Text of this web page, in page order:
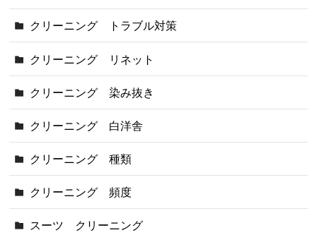
クリーニング トラブル対策
クリーニング リネット
クリーニング 染み抜き
クリーニング 白洋舎
クリーニング 種類
クリーニング 頻度
スーツ クリーニング